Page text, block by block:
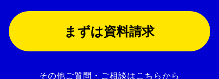
まずは資料請求
その他ご質問・ご相談はこちらから